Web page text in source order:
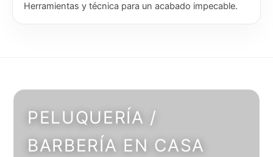
Herramientas y técnica para un acabado impecable.
PELUQUERÍA /
BARBERÍA EN CASA